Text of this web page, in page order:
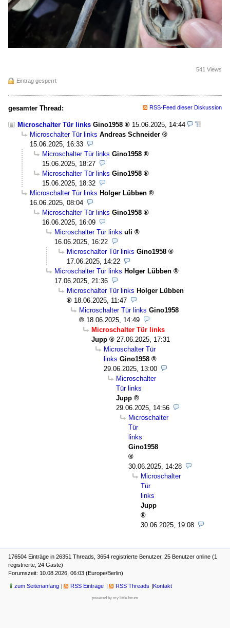
Eintrag gesperrt
541 Views
gesamter Thread: RSS-Feed dieser Diskussion
Microschalter Tür links Gino1958
15.06.2025, 14:44
Microschalter Tür links Andreas Schneider
15.06.2025, 16:33
Microschalter Tür links Gino1958
15.06.2025, 18:27
Microschalter Tür links Gino1958
15.06.2025, 18:32
Microschalter Tür links Holger Lübben
16.06.2025, 08:04
Microschalter Tür links Gino1958
16.06.2025, 16:09
Microschalter Tür links uli
16.06.2025, 16:22
Microschalter Tür links Gino1958
17.06.2025, 14:22
Microschalter Tür links Holger Lübben
17.06.2025, 21:36
Microschalter Tür links Holger Lübben
18.06.2025, 11:47
Microschalter Tür links Gino1958
18.06.2025, 14:49
Microschalter Tür links
Jupp
27.06.2025, 17:31
Microschalter Tür
links Gino1958
29.06.2025, 13:00
Microschalter
Tür links
Jupp
29.06.2025, 14:56
Microschalter
Tür
links
Gino1958
30.06.2025, 14:28
Microschalter
Tür
links
Jupp
30.06.2025, 19:08
176504 Einträge in 26351 Threads, 3654 registrierte Benutzer, 25 Benutzer online (1
registrierte, 24 Gäste)
Forumszeit: 10.08.2026, 06:03 (Europe/Berlin)
zum Seitenanfang RSS Einträge RSS Threads Kontakt
powered by my little forum